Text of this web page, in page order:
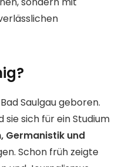
Saulgau geboren.
sich für ein Studium
Germanistik und
Schon früh zeigte